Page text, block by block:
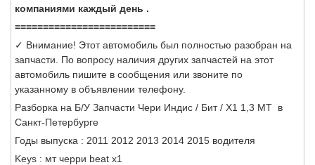
компаниями каждый день .
=========================
✓ Внимание! Этот автомобиль был полностью разобран на
запчасти. По вопросу наличия других запчастей на этот
автомобиль пишите в сообщения или звоните по
указанному в объявлении телефону.
Разборка на Б/У Запчасти Чери Индис / Бит / Х1 1,3 МТ в
Санкт-Петербурге
Годы выпуска : 2011 2012 2013 2014 2015 водителя
Keys : мт черри beat x1